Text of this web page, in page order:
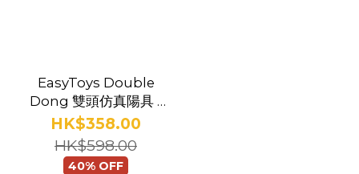
牌
EasyToys
EasyToys Double
Dong 雙頭仿真陽具 -
22 厘米
HK$358.00
HK$598.00
40% OFF